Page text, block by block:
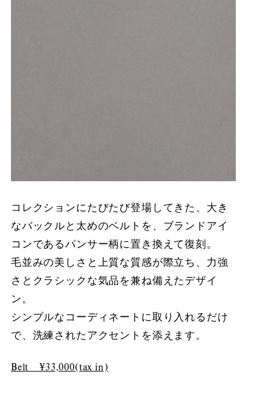
コレクションにたびたび登場してきた、大き
なバックルと太めのベルトを、ブランドアイ
コンであるパンサー柄に置き換えて復刻。
毛並みの美しさと上質な質感が際立ち、力強
さとクラシックな気品を兼ね備えたデザイ
ン。
シンプルなコーディネートに取り入れるだけ
で、洗練されたアクセントを添えます。
Belt ¥33,000(tax in)